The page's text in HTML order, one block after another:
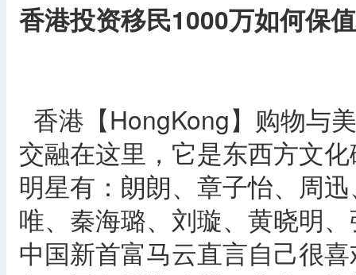
香港投资移民1000万如何保
香港【HongKong】购物与
交融在这里，它是东西方文
明星有：朗朗、章子怡、周
唯、秦海璐、刘璇、黄晓明
中国新首富马云直言自己很